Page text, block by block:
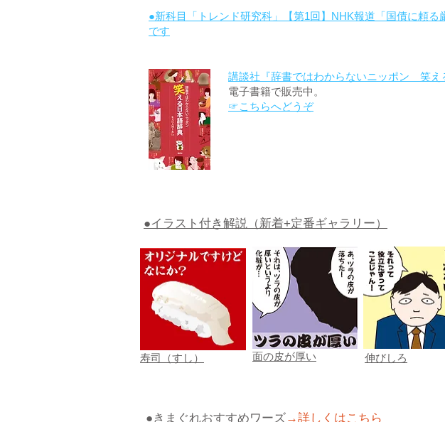
●新科目「トレンド研究科」【第1回】NHK報道「国債に頼る
です
講談社『辞書ではわからないニッポン 笑え
電子書籍で販売中。
☞こちらへどうぞ
●イラスト付き解説（新着+定番ギャラリー）
寿司（すし） 面の皮が厚い 伸びしろ
●きまぐれおすすめワーズ→詳しくはこちら